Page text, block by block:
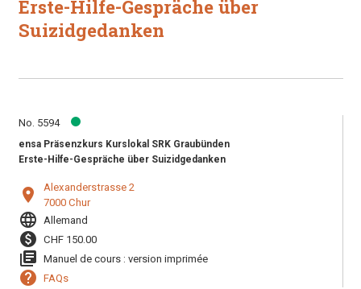
Erste-Hilfe-Gespräche über
Suizidgedanken
No. 5594
ensa Präsenzkurs Kurslokal SRK Graubünden
Erste-Hilfe-Gespräche über Suizidgedanken
location_on
Alexanderstrasse 2
7000 Chur
language Allemand
paid CHF 150.00
library_books Manuel de cours : version imprimée
help FAQs